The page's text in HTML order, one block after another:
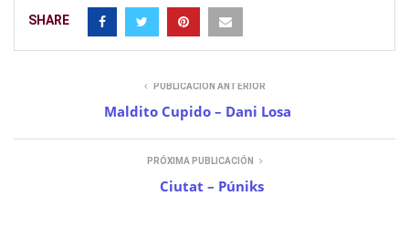
SHARE
PUBLICACIÓN ANTERIOR
Maldito Cupido – Dani Losa
PRÓXIMA PUBLICACIÓN
Ciutat – Púniks